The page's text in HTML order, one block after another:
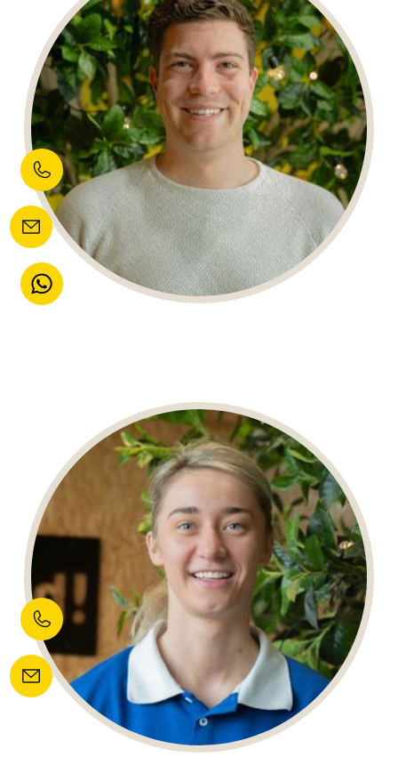
Creative Eindbaas
NOA KLERCKX
Project Manager